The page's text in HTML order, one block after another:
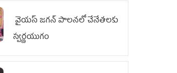
వైయ‌స్ జగన్ పాలనలో చేనేతలకు
స్వర్ణయుగం